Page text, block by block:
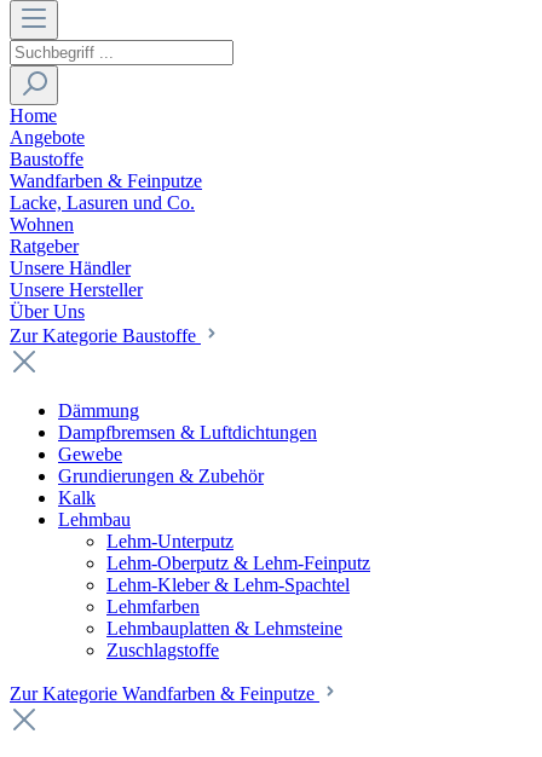
Home
Angebote
Baustoffe
Wandfarben & Feinputze
Lacke, Lasuren und Co.
Wohnen
Ratgeber
Unsere Händler
Unsere Hersteller
Über Uns
Zur Kategorie Baustoffe
Dämmung
Dampfbremsen & Luftdichtungen
Gewebe
Grundierungen & Zubehör
Kalk
Lehmbau
Lehm-Unterputz
Lehm-Oberputz & Lehm-Feinputz
Lehm-Kleber & Lehm-Spachtel
Lehmfarben
Lehmbauplatten & Lehmsteine
Zuschlagstoffe
Zur Kategorie Wandfarben & Feinputze